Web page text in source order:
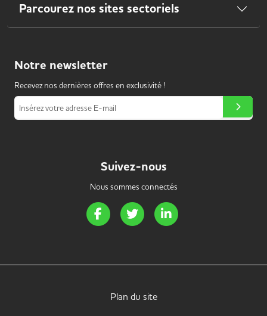
Parcourez nos sites sectoriels
Notre newsletter
Recevez nos dernières offres en exclusivité !
Insérez votre adresse E-mail
Suivez-nous
Nous sommes connectés
Page Facebook de Handi Energie
Page Twitter de Handi Energie
Plan du site